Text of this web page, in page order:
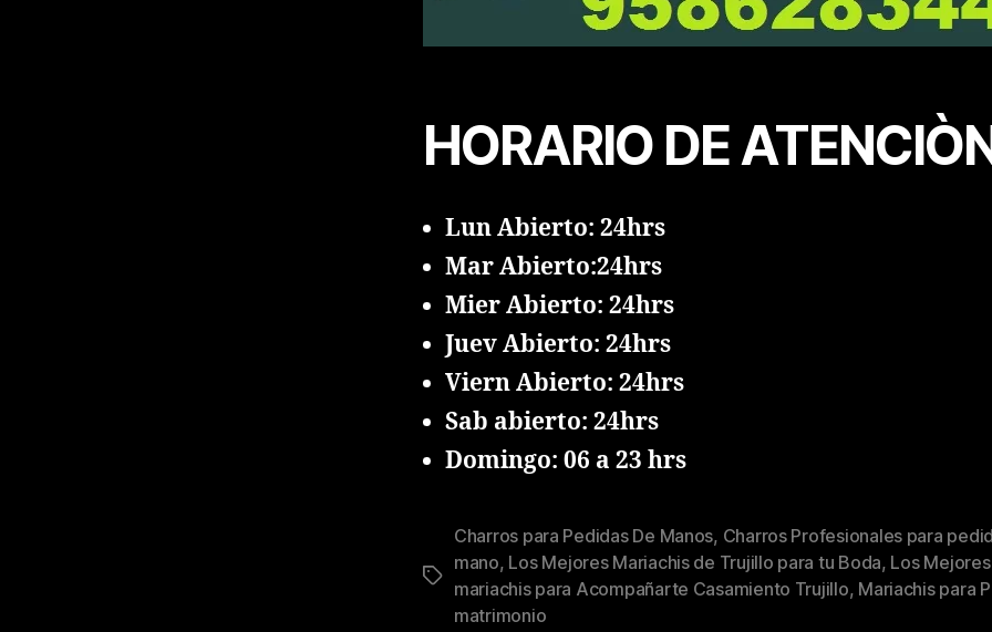
HORARIO DE
Lun Abierto: 24hrs
Mar Abierto:24hrs
Mier Abierto: 24hrs
Juev Abierto: 24hrs
Viern Abierto: 24hrs
Sab abierto: 24hrs
Domingo: 06 a 23 hrs
Tags
Charros para Pedidas De Manos, Charros Profesionales para
mano, Los Mejores Mariachis de Trujillo para tu Boda, Los Mejores
mariachis para Acompañarte Casamiento Trujillo, Mariachis para
matrimonio